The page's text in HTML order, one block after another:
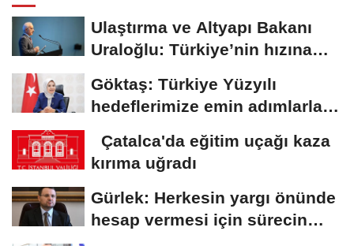
Ulaştırma ve Altyapı Bakanı
Uraloğlu: Türkiye’nin hızına
Göktaş: Türkiye Yüzyılı
hedeflerimize emin adımlarla
Çatalca'da eğitim uçağı kaza
kırıma uğradı
Gürlek: Herkesin yargı önünde
hesap vermesi için sürecin